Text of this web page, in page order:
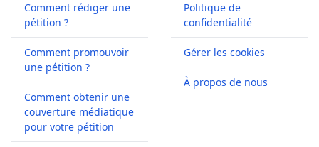
Comment rédiger une
pétition ?
Comment promouvoir
une pétition ?
Comment obtenir une
couverture médiatique
pour votre pétition
Politique de
confidentialité
Gérer les cookies
À propos de nous